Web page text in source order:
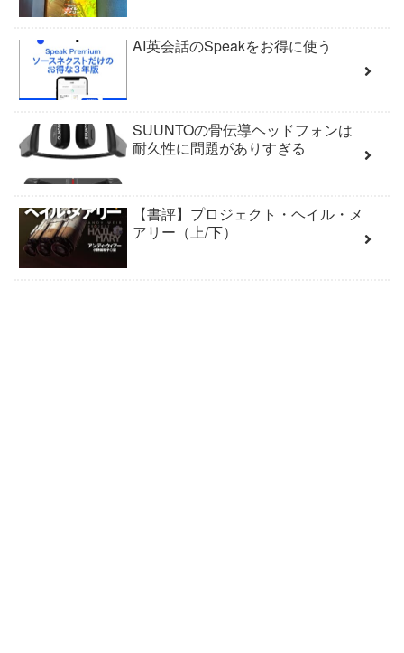
AI英会話のSpeakをお得に使う
SUUNTOの骨伝導ヘッドフォンは
耐久性に問題がありすぎる
【書評】プロジェクト・ヘイル・メ
アリー（上/下）